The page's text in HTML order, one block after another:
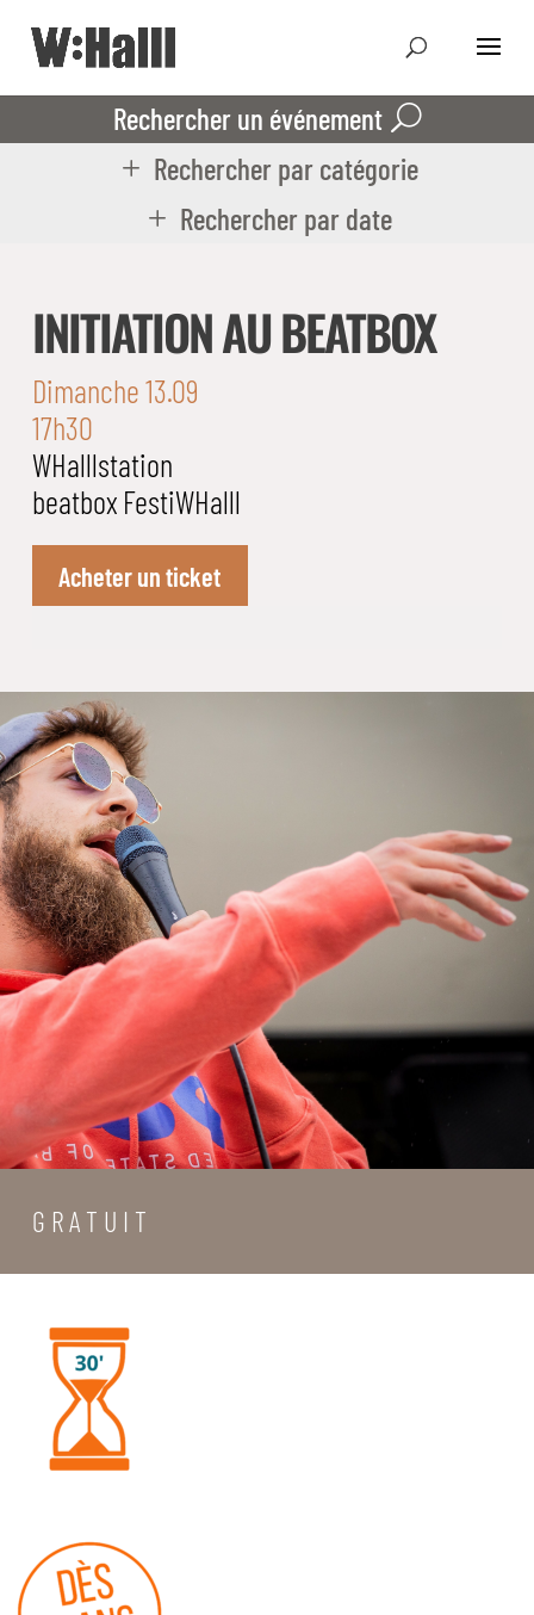
Rechercher un événement
Rechercher par catégorie
Rechercher par date
INITIATION AU BEATBOX
Dimanche 13.09
17h30
WHalllstation
beatbox FestiWHalll
Acheter un ticket
G R A T U I T